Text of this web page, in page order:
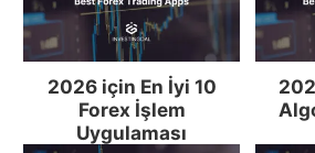
2026 için En İyi 10
Forex İşlem
Uygulaması